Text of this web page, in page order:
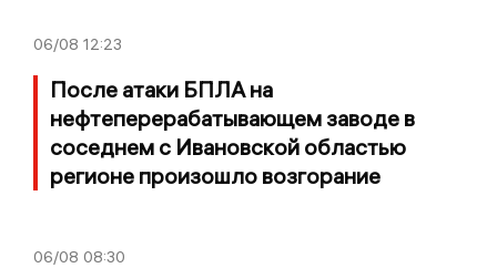
06/08 12:23
После атаки БПЛА на
нефтеперерабатывающем заводе в
соседнем с Ивановской областью
регионе произошло возгорание
06/08 08:30